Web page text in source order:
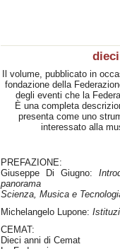
Il volume, pubblicato in
fondazione della
degli eventi che la
È una completa
presenta come uno
interessato alla
PREFAZIONE:
Giuseppe Di Giugno:
panorama
Scienza, Musica e
Michelangelo Lupone:
CEMAT:
Dieci anni di Cemat